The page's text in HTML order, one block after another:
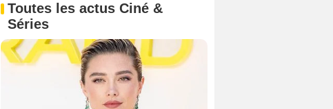
Toutes les actus Ciné &
Séries